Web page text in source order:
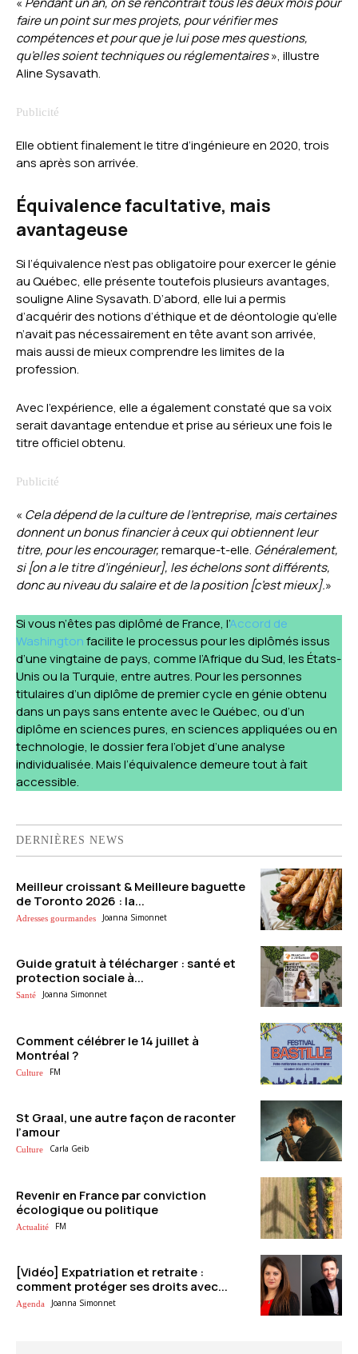
faire un point sur mes projets, pour vérifier mes
compétences et pour que je lui pose mes questions,
qu’elles soient techniques ou réglementaires», illustre
Aline Sysavath.
Elle obtient finalement le titre d’ingénieure en 2020, trois
ans après son arrivée.
Équivalence facultative, mais
avantageuse
Si l’équivalence n’est pas obligatoire pour exercer le génie
au Québec, elle présente toutefois plusieurs avantages,
souligne Aline Sysavath. D’abord, elle lui a permis
d’acquérir des notions d’éthique et de déontologie qu’elle
n’avait pas nécessairement en tête avant son arrivée,
mais aussi de mieux comprendre les limites de la
profession.
Avec l’expérience, elle a également constaté que sa voix
serait davantage entendue et prise au sérieux une fois le
titre officiel obtenu.
« Cela dépend de la culture de l’entreprise, mais certaines
donnent un bonus financier à ceux qui obtiennent leur
titre, pour les encourager,remarque-t-elle. Généralement,
si [on a le titre d’ingénieur], les échelons sont différents,
donc au niveau du salaire et de la position [c’est mieux].»
Si vous n’êtes pas diplômé de France, l’Accord de
Washingtonfacilite le processus pour les diplômés issus
d’une vingtaine de pays, comme l’Afrique du Sud, les États-
Unis ou la Turquie, entre autres. Pour les personnes
titulaires d’un diplôme de premier cycle en génie obtenu
dans un pays sans entente avec le Québec, ou d’un
diplôme en sciences pures, en sciences appliquées ou en
technologie, le dossier fera l’objet d’une analyse
individualisée. Mais l’équivalence demeure tout à fait
accessible.
DERNIÈRES NEWS
Meilleur croissant & Meilleure baguette
de Toronto 2026 : la...
Adresses gourmandes Joanna Simonnet
Guide gratuit à télécharger : santé et
protection sociale à...
Santé Joanna Simonnet
Comment célébrer le 14 juillet à
Montréal ?
Culture FM
St Graal, une autre façon de raconter
l’amour
Culture Carla Geib
Revenir en France par conviction
écologique ou politique
Actualité FM
[Vidéo] Expatriation et retraite :
comment protéger ses droits avec...
Agenda Joanna Simonnet